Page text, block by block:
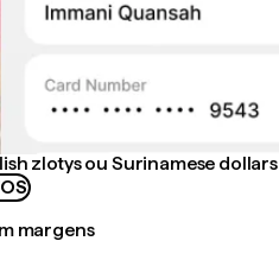
zlotys ou Surinamese dollars
margens